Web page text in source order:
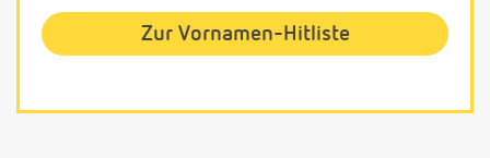
Zur Vornamen-Hitliste